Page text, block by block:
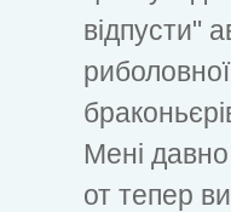
відпусти"
Мені
от тепер